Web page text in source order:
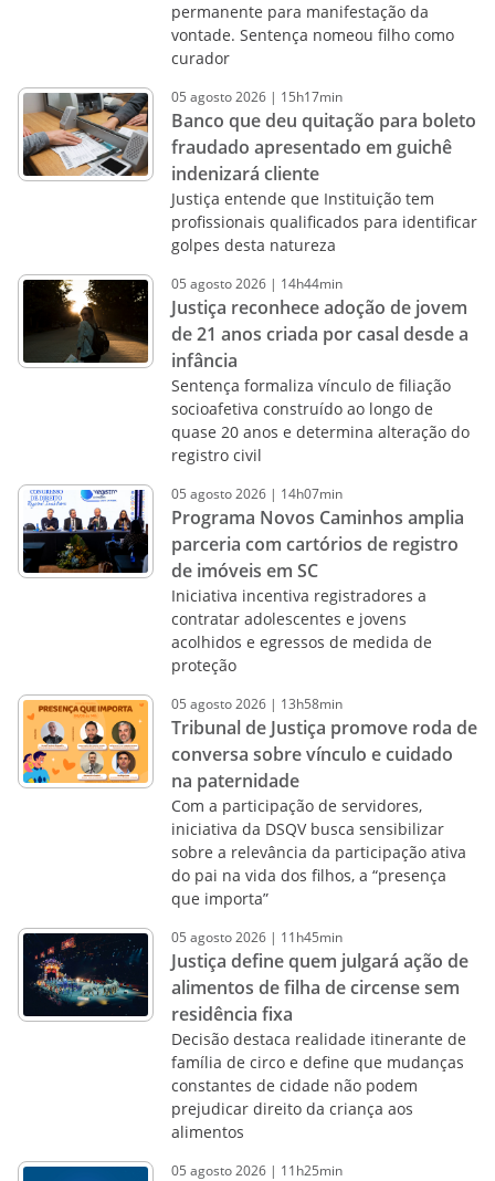
permanente para manifestação da
vontade. Sentença nomeou filho como
curador
05 agosto2026 | 15h17min
Banco que deu quitação para boleto
fraudado apresentado em guichê
indenizará cliente
Justiça entende que Instituição tem
profissionais qualificados para identificar
golpes desta natureza
05 agosto2026 | 14h44min
Justiça reconhece adoção de jovem
de 21 anos criada por casal desde a
infância
Sentença formaliza vínculo de filiação
socioafetiva construído ao longo de
quase 20 anos e determina alteração do
registro civil
05 agosto2026 | 14h07min
Programa Novos Caminhos amplia
parceria com cartórios de registro
de imóveis em SC
Iniciativa incentiva registradores a
contratar adolescentes e jovens
acolhidos e egressos de medida de
proteção
05 agosto2026 | 13h58min
Tribunal de Justiça promove roda de
conversa sobre vínculo e cuidado
na paternidade
Com a participação de servidores,
iniciativa da DSQV busca sensibilizar
sobre a relevância da participação ativa
do pai na vida dos filhos, a “presença
que importa”
05 agosto2026 | 11h45min
Justiça define quem julgará ação de
alimentos de filha de circense sem
residência fixa
Decisão destaca realidade itinerante de
família de circo e define que mudanças
constantes de cidade não podem
prejudicar direito da criança aos
alimentos
05 agosto2026 | 11h25min